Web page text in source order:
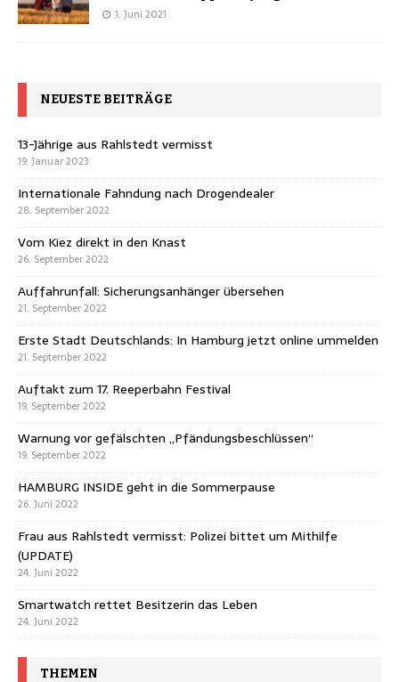
1. Juni 2021
NEUESTE BEITRÄGE
13-Jährige aus Rahlstedt vermisst
19. Januar 2023
Internationale Fahndung nach Drogendealer
28. September 2022
Vom Kiez direkt in den Knast
26. September 2022
Auffahrunfall: Sicherungsanhänger übersehen
21. September 2022
Erste Stadt Deutschlands: In Hamburg jetzt online ummelden
21. September 2022
Auftakt zum 17. Reeperbahn Festival
19. September 2022
Warnung vor gefälschten „Pfändungsbeschlüssen“
19. September 2022
HAMBURG INSIDE geht in die Sommerpause
26. Juni 2022
Frau aus Rahlstedt vermisst: Polizei bittet um Mithilfe
(UPDATE)
24. Juni 2022
Smartwatch rettet Besitzerin das Leben
24. Juni 2022
THEMEN